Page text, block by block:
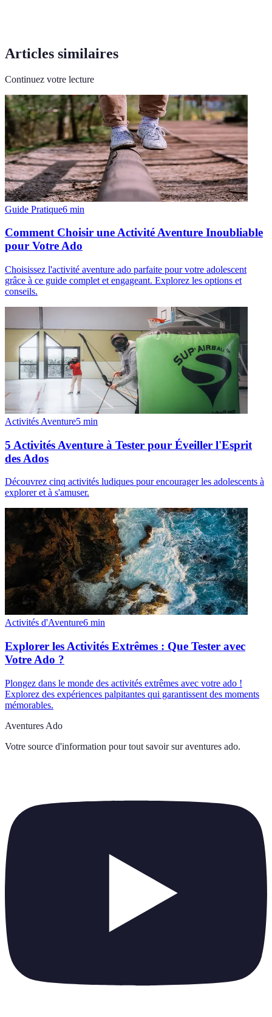
Articles similaires
Continuez votre lecture
Guide Pratique6 min
Comment Choisir une Activité Aventure Inoubliable
pour Votre Ado
Choisissez l'activité aventure ado parfaite pour votre adolescent
grâce à ce guide complet et engageant. Explorez les options et
conseils.
Activités Aventure5 min
5 Activités Aventure à Tester pour Éveiller l'Esprit
des Ados
Découvrez cinq activités ludiques pour encourager les adolescents à
explorer et à s'amuser.
Activités d'Aventure6 min
Explorer les Activités Extrêmes : Que Tester avec
Votre Ado ?
Plongez dans le monde des activités extrêmes avec votre ado !
Explorez des expériences palpitantes qui garantissent des moments
mémorables.
Aventures Ado
Votre source d'information pour tout savoir sur aventures ado.